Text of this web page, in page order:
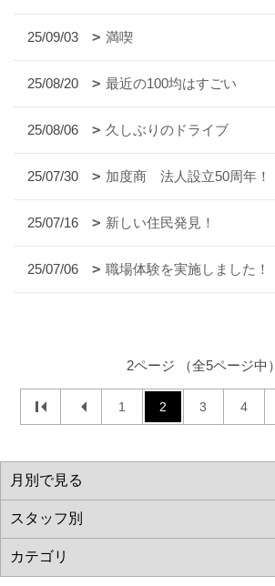
25/09/03 満喫
25/08/20 最近の100均はすごい
25/08/06 久しぶりのドライブ
25/07/30 加度商 法人設立50周年！
25/07/16 新しい住民発見！
25/07/06 職場体験を実施しました！
2ページ （全5ページ中）
1 2 3 4